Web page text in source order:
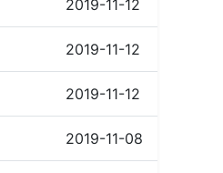
2019-11-12
2019-11-12
2019-11-12
2019-11-08